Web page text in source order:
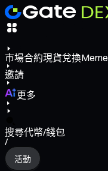
市場合約現貨兌換Meme
邀請
更多
搜尋代幣/錢包
/
活動